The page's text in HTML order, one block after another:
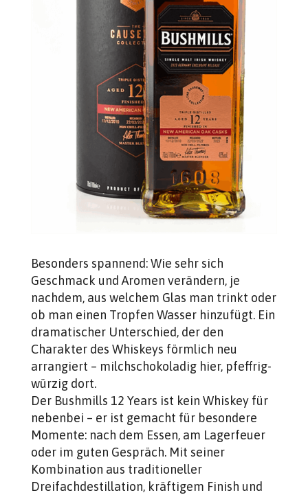
Besonders spannend: Wie sehr sich
Geschmack und Aromen verändern, je
nachdem, aus welchem Glas man trinkt oder
ob man einen Tropfen Wasser hinzufügt. Ein
dramatischer Unterschied, der den
Charakter des Whiskeys förmlich neu
arrangiert – milchschokoladig hier, pfeffrig-
würzig dort.
Der Bushmills 12 Years ist kein Whiskey für
nebenbei – er ist gemacht für besondere
Momente: nach dem Essen, am Lagerfeuer
oder im guten Gespräch. Mit seiner
Kombination aus traditioneller
Dreifachdestillation, kräftigem Finish und